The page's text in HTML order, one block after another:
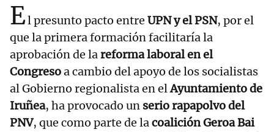
El presunto pacto entre UPN y el PSN, por el
que la primera formación facilitaría la
aprobación de lareforma laboral en el
Congresoa cambio del apoyo de los socialistas
al Gobierno regionalista en elAyuntamiento de
Iruñea, ha provocado un serio rapapolvo del
PNV, que como parte de lacoalición Geroa Bai